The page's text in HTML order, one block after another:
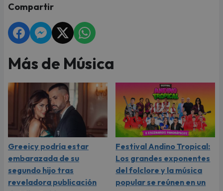
Compartir
Más de Música
Greeicy podría estar
embarazada de su
segundo hijo tras
reveladora publicación
Festival Andino Tropical:
Los grandes exponentes
del folclore y la música
popular se reúnen en un